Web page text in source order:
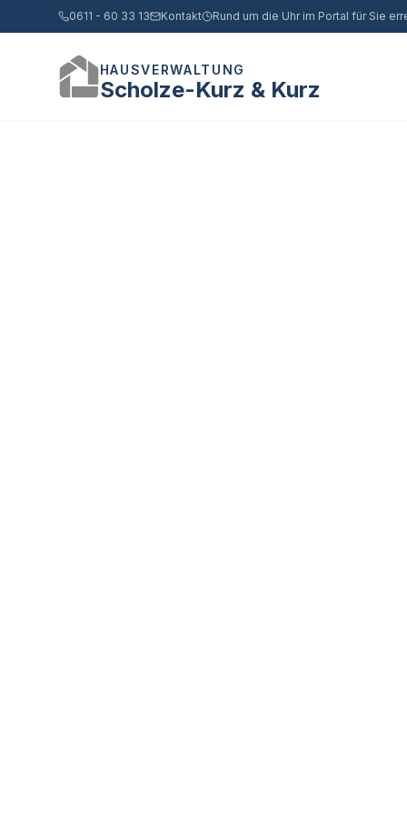
0611 - 60 33 13 Kontakt Rund um die Uhr im Portal für Sie
HAUSVERWALTUNG
Scholze-Kurz & Kurz